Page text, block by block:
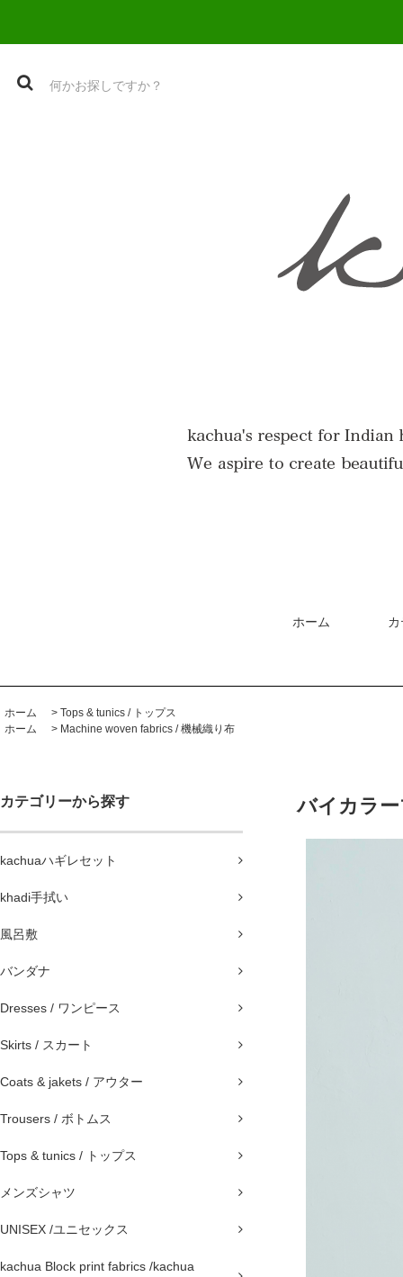
ホーム
ホーム > Tops & tunics / トップス
ホーム
> Machine woven fabrics / 機械織り布
カテゴリーから探す
kachuaハギレセット
khadi手拭い
風呂敷
バンダナ
Dresses / ワンピース
Skirts / スカート
Coats & jakets / アウター
Trousers / ボトムス
Tops & tunics / トップス
メンズシャツ
UNISEX /ユニセックス
kachua Block print fabrics /kachua
バイカラ